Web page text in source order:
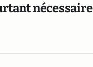
nécessaire